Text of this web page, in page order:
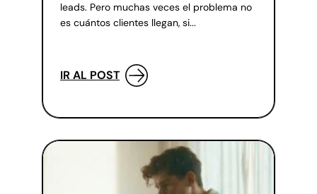
leads. Pero muchas veces el problema no
es cuántos clientes llegan, si...
IR AL POST